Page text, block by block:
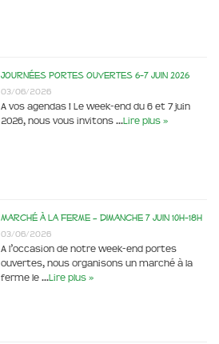
Journées portes ouvertes 6-7 juin 2026
03/06/2026
A vos agendas ! Le week-end du 6 et 7 juin
2026, nous vous invitons …Lire plus »
Marché à la ferme – dimanche 7 juin 10h-18h
03/06/2026
A l’occasion de notre week-end portes
ouvertes, nous organisons un marché à la
ferme le …Lire plus »